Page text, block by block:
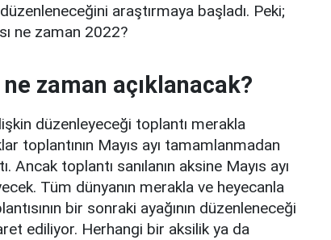
araştırmaya başladı. Peki;
ne zaman 2022?
zaman açıklanacak?
düzenleyeceği toplantı merakla
toplantının Mayıs ayı tamamlanmadan
Ancak toplantı sanılanın aksine Mayıs ayı
Tüm dünyanın merakla ve heyecanla
bir sonraki ayağının düzenleneceği
ediliyor. Herhangi bir aksilik ya da